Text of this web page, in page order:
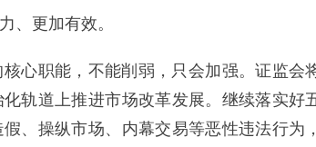
更加有效。
职能，不能削弱，只会加强。证监会
轨道上推进市场改革发展。继续落实好
、操纵市场、内幕交易等恶性违法行为